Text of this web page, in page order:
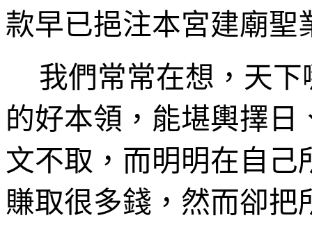
款早已挹注本宮建廟
我們常常在想，天
的好本領，能堪輿擇
文不取，而明明在自己
賺取很多錢，然而卻